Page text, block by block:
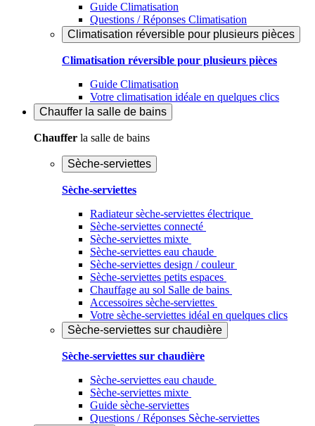
Guide Climatisation
Questions / Réponses Climatisation
Climatisation réversible pour plusieurs pièces
Climatisation réversible pour plusieurs pièces
Guide Climatisation
Votre climatisation idéale en quelques clics
Chauffer la salle de bains
Chauffer la salle de bains
Sèche-serviettes
Sèche-serviettes
Radiateur sèche-serviettes électrique
Sèche-serviettes connecté
Sèche-serviettes mixte
Sèche-serviettes eau chaude
Sèche-serviettes design / couleur
Sèche-serviettes petits espaces
Chauffage au sol Salle de bains
Accessoires sèche-serviettes
Votre sèche-serviettes idéal en quelques clics
Sèche-serviettes sur chaudière
Sèche-serviettes sur chaudière
Sèche-serviettes eau chaude
Sèche-serviettes mixte
Guide sèche-serviettes
Questions / Réponses Sèche-serviettes